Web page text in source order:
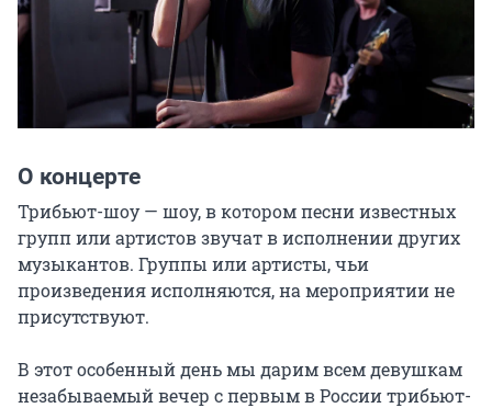
О концерте
Трибьют-шоу — шоу, в котором песни известных
групп или артистов звучат в исполнении других
музыкантов. Группы или артисты, чьи
произведения исполняются, на мероприятии не
присутствуют.
В этот особенный день мы дарим всем девушкам
незабываемый вечер с первым в России трибьют-